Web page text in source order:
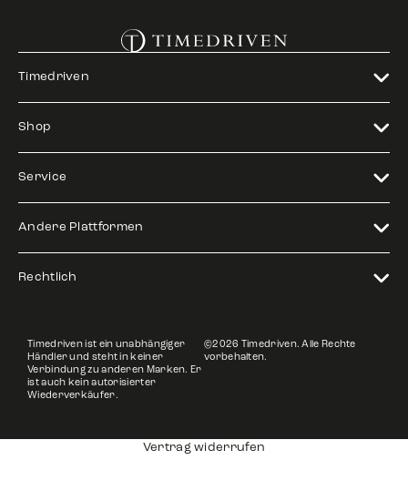
Timedriven
Shop
Service
Andere Plattformen
Rechtlich
Timedriven ist ein unabhängiger
Händler und steht in keiner
Verbindung zu anderen Marken. Er
ist auch kein autorisierter
Wiederverkäufer.
©2026 Timedriven. Alle Rechte
vorbehalten.
Vertrag widerrufen